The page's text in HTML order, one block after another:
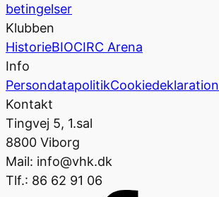
betingelser
Klubben
HistorieBIOCIRC Arena
Info
PersondatapolitikCookiedeklaration
Kontakt
Tingvej 5, 1.sal
8800 Viborg
Mail: info@vhk.dk
Tlf.: 86 62 91 06